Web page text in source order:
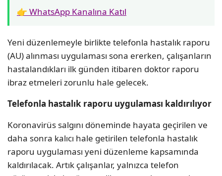
👉 WhatsApp Kanalına Katıl
Yeni düzenlemeyle birlikte telefonla hastalık raporu
(AU) alınması uygulaması sona ererken, çalışanların
hastalandıkları ilk günden itibaren doktor raporu
ibraz etmeleri zorunlu hale gelecek.
Telefonla hastalık raporu uygulaması kaldırılıyor
Koronavirüs salgını döneminde hayata geçirilen ve
daha sonra kalıcı hale getirilen telefonla hastalık
raporu uygulaması yeni düzenleme kapsamında
kaldırılacak. Artık çalışanlar, yalnızca telefon